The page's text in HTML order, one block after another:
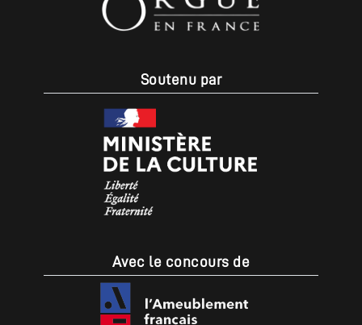
Soutenu par
Avec le concours de